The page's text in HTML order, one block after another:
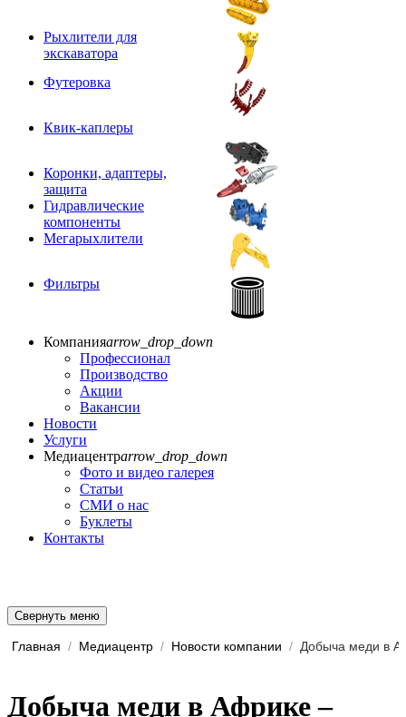
Рыхлители для
экскаватора
Футеровка
Квик-каплеры
Коронки, адаптеры,
защита
Гидравлические
компоненты
Мегарыхлители
Фильтры
Компанияarrow_drop_down
Профессионал
Производство
Акции
Вакансии
Новости
Услуги
Медиацентрarrow_drop_down
Фото и видео галерея
Статьи
СМИ о нас
Буклеты
Контакты
Свернуть меню
Главная / Медиацентр / Новости компании /
Добыча меди в Африке –